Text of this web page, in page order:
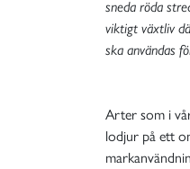
sneda röda
viktigt växtliv
ska användas
Arter som i
lodjur på ett